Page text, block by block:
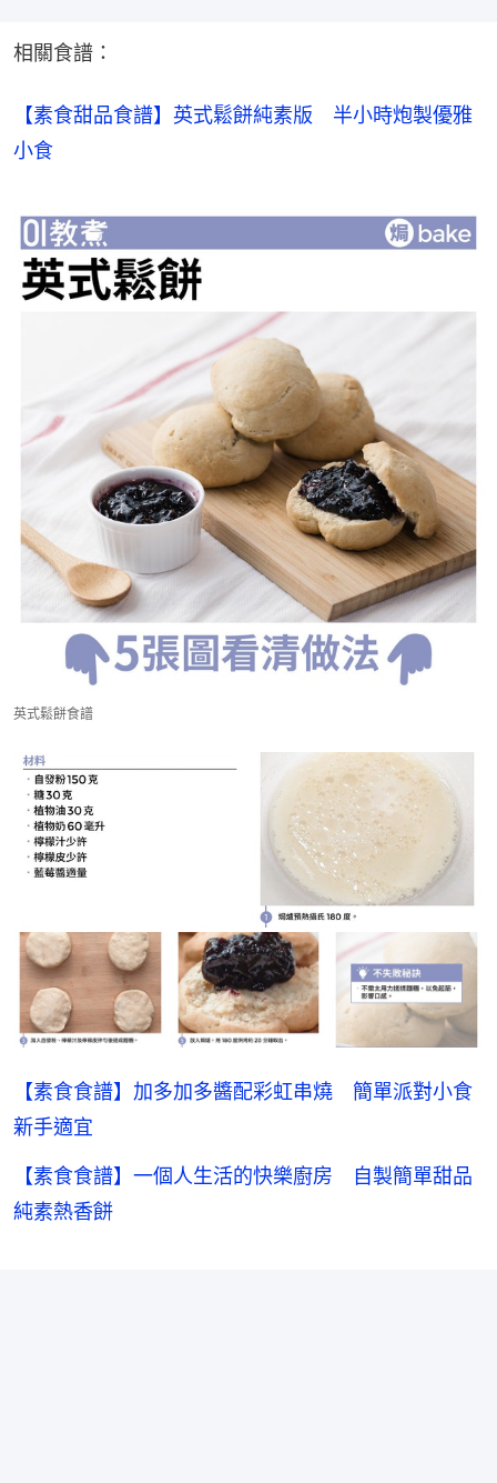
相關食譜：
【素食甜品食譜】英式鬆餅純素版　半小時炮製優雅
小食
英式鬆餅食譜
【素食食譜】加多加多醬配彩虹串燒 簡單派對小食
新手適宜
【素食食譜】一個人生活的快樂廚房 自製簡單甜品
純素熱香餅